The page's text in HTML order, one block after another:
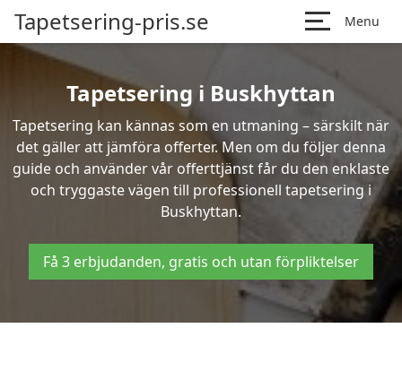
Tapetsering-pris.se Menu
Tapetsering i Buskhyttan
Tapetsering kan kännas som en utmaning – särskilt när
det gäller att jämföra offerter. Men om du följer denna
guide och använder vår offerttjänst får du den enklaste
och tryggaste vägen till professionell tapetsering i
Buskhyttan.
Få 3 erbjudanden, gratis och utan förpliktelser